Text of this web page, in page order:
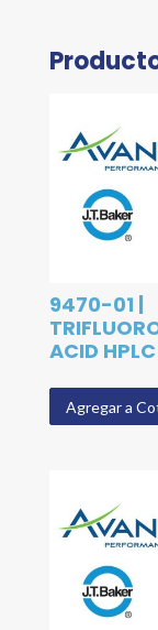
9470-01 |
ACID
Agregar a